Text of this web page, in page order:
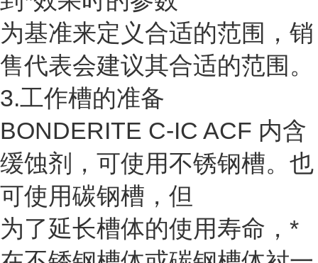
为基准来定义合适的范围，销
售代表会建议其合适的范围。
3.工作槽的准备
BONDERITE C-IC ACF 内含
缓蚀剂，可使用不锈钢槽。也
可使用碳钢槽，但
为了延长槽体的使用寿命，*